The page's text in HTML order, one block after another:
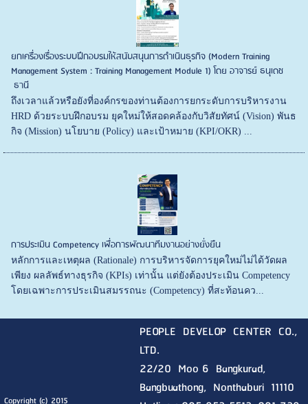
ยกเครื่องเรื่องระบบฝึกอบรมให้สนับสนุนการดำเนินธุรกิจ (Modern Training
Management System : Training Management Module 1) โดย อาจารย์ ธนุเดช
ธานี
ถึงเวลาแล้วหรือยังที่องค์กรของท่านต้องการยกระดับการบริหารงาน
HRD ด้วยระบบฝึกอบรม ยุคใหม่ให้สอดคล้องกับวิสัยทัศน์ (Vision) พันธ
กิจ (Mission) นโยบาย (Policy) และเป้าหมาย (KPI/OKR) ...
การประเมิน Competency เพื่อการพัฒนาทีมงานอย่างยั่งยืน
หลักการและเหตุผล (Rationale) การบริหารจัดการยุคใหม่ไม่ได้วัดผล
เพียง ผลลัพธ์ทางธุรกิจ (KPIs) เท่านั้น แต่ยังต้องประเมิน Competency
โดยเฉพาะการประเมินสมรรถนะ (Competency) ที่สะท้อนคว...
Copyright (c) 2015
PEOPLE DEVELOP CENTER CO.,
LTD.
22/20 Moo 6 Bangkurad,
Bangbuathong, Nonthaburi 11110